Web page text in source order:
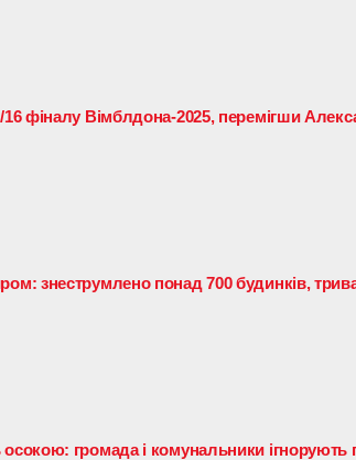
фіналу Вімблдона-2025, перемігши
знеструмлено понад 700 будинків,
громада і комунальники ігнорують